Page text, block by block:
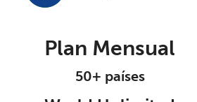
Plan Mensual
50+ países